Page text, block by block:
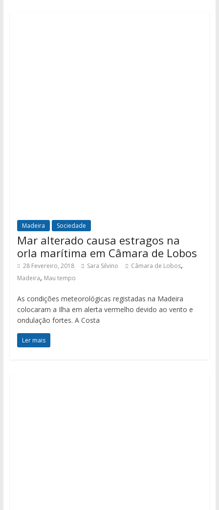
Madeira Sociedade
Mar alterado causa estragos na
orla marítima em Câmara de Lobos
28 Fevereiro, 2018 Sara Silvino Câmara de Lobos,
Madeira, Mau tempo
As condições meteorológicas registadas na Madeira
colocaram a Ilha em alerta vermelho devido ao vento e
ondulação fortes. A Costa
Ler mais